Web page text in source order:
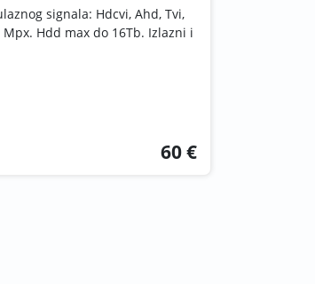
signala: Hdcvi, Ahd, Tvi,
Hdd max do 16Tb. Izlazni i
60 €